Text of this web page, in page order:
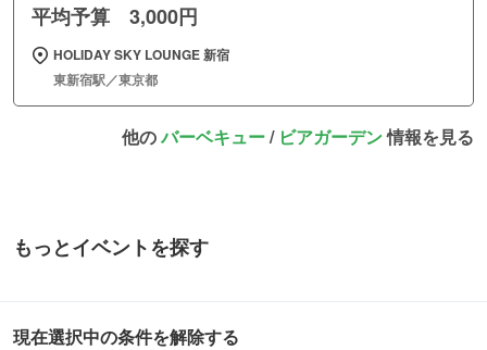
平均予算 3,000円
HOLIDAY SKY LOUNGE 新宿
東新宿駅／東京都
他のバーベキュー/ ビアガーデン情報を見る
もっとイベントを探す
現在選択中の条件を解除する